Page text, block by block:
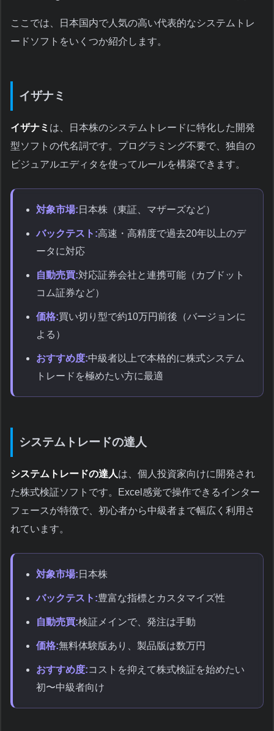
ここでは、日本国内で人気の高い代表的なシステムトレ
ードソフトをいくつか紹介します。
イザナミ
イザナミ は、日本株のシステムトレードに特化した開発
型ソフトの代名詞です。プログラミング不要で、独自の
ビジュアルエディタを使ってルールを構築できます。
対象市場: 日本株（東証、マザーズなど）
バックテスト:高速・高精度で過去20年以上のデ
ータに対応
自動売買:対応証券会社と連携可能（カブドット
コム証券など）
価格:買い切り型で約10万円前後（バージョンに
よる）
おすすめ度:中級者以上で本格的に株式システム
トレードを極めたい方に最適
システムトレードの達人
システムトレードの達人は、個人投資家向けに開発され
た株式検証ソフトです。Excel感覚で操作できるインター
フェースが特徴で、初心者から中級者まで幅広く利用さ
れています。
対象市場: 日本株
バックテスト:豊富な指標とカスタマイズ性
自動売買:検証メインで、発注は手動
価格:無料体験版あり、製品版は数万円
おすすめ度:コストを抑えて株式検証を始めたい
初〜中級者向け